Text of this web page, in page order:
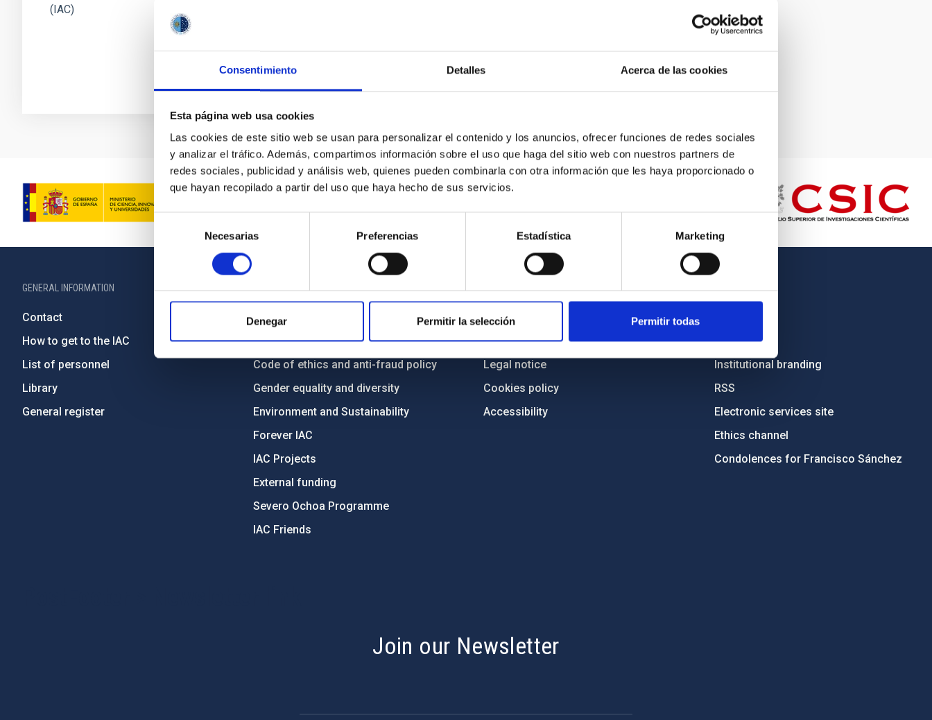
Consentimiento Detalles Acerca de las cookies
Esta página web usa cookies
Las cookies de este sitio web se usan para personalizar el contenido y los anuncios, ofrecer funciones de redes sociales
y analizar el tráfico. Además, compartimos información sobre el uso que haga del sitio web con nuestros partners de
redes sociales, publicidad y análisis web, quienes pueden combinarla con otra información que les haya proporcionado o
que hayan recopilado a partir del uso que haya hecho de sus servicios.
Selección
consentimiento
Necesarias Preferencias Estadística Marketing
Denegar Permitir la selección Permitir todas
(IAC)
GENERAL INFORMATION
Contact
How to get to the IAC
List of personnel
Library
General register
ABOUT THE IAC
Legislation
Transparency
Code of ethics and anti-fraud policy
Gender equality and diversity
Environment and Sustainability
Forever IAC
IAC Projects
External funding
Severo Ochoa Programme
IAC Friends
IAC PORTAL
Sitemap
Privacy policy
Legal notice
Cookies policy
Accessibility
OTHER LINKS
Tenders
Institutional branding
RSS
Electronic services site
Ethics channel
Condolences for Francisco Sánchez
Join our Newsletter